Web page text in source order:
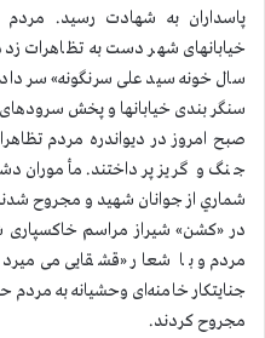
پاسداران به شهادت رسید.
خیابانهای شهر دست به تظاهرات
سال خونه سید علی سرنگونه» سر
سنگر بندی خیابانها و پخش سرودهای
صبح امروز در دیواندره مردم
جنگ و گریز پرداختند. مأموران
شماري از جوانان شهيد و مجروح
در «کشن» شیراز مراسم خاکسپاری
مردم و با شعار «قشقایی می‌میرد
جنایتکار خامنه‌‌ای وحشیانه به مردم
مجروح کردند.